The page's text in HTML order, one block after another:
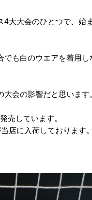
4大大会のひとつで、始
でも白のウエアを着用し
会の影響だと思います
売しています。
店に入荷しております。